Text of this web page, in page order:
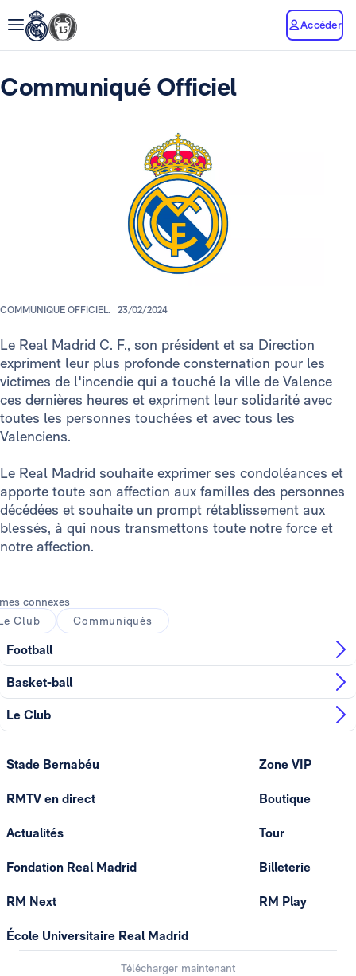
Accéder
Communiqué Officiel
COMMUNIQUE OFFICIEL. 23/02/2024
Le Real Madrid C. F., son président et sa Direction
expriment leur plus profonde consternation pour les
victimes de l'incendie qui a touché la ville de Valence
ces dernières heures et expriment leur solidarité avec
toutes les personnes touchées et avec tous les
Valenciens.
Le Real Madrid souhaite exprimer ses condoléances et
apporte toute son affection aux familles des personnes
décédées et souhaite un prompt rétablissement aux
blessés, à qui nous transmettons toute notre force et
notre affection.
connexes
Club
Communiqués
Football
Basket-ball
Le Club
Stade Bernabéu
RMTV en direct
Actualités
Fondation Real Madrid
RM Next
École Universitaire Real Madrid
Zone VIP
Boutique
Tour
Billeterie
RM Play
Télécharger maintenant